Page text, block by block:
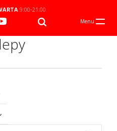
9:00-21:00
Menu